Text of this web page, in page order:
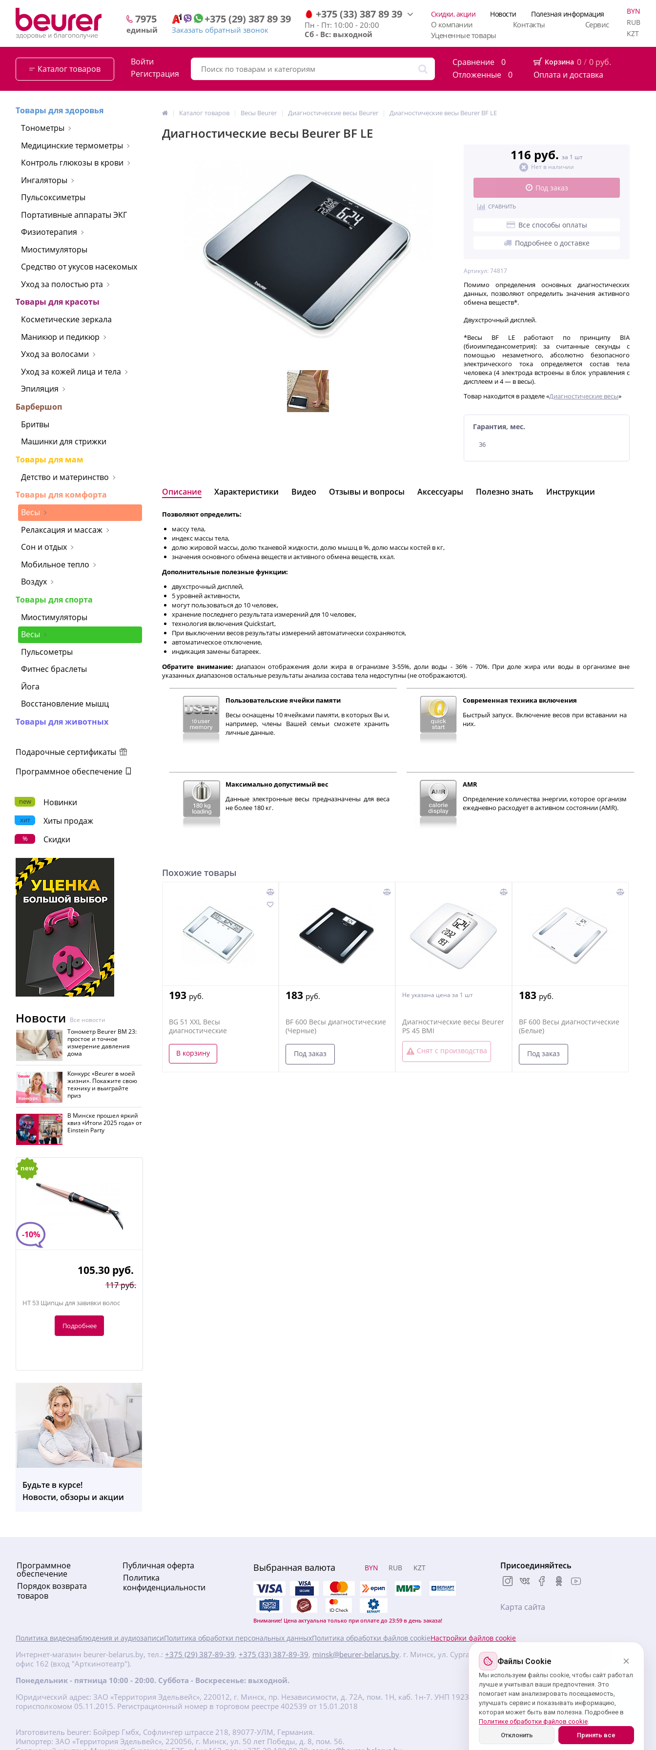
7975
единый
+375(29) 3878939
Заказать обратный звонок
+375(33) 3878939
Пн - Пт: 10:00 - 20:00
Сб - Вс: выходной
Скидки, акции Новости Полезная информация
О компании Контакты
Сервис
Уцененные товары
BYN
RUB
KZT
Каталог товаров
Войти
Регистрация
Сравнение
0
Отложенные
0
Корзина 0 / 0 руб.
Оплата и доставка
Товары для здоровья
Тонометры
Медицинские термометры
Контроль глюкозы в крови
Ингаляторы
Пульсоксиметры
Портативные аппараты ЭКГ
Физиотерапия
Миостимуляторы
Средство от укусов насекомых
Уход за полостью рта
Товары для красоты
Косметические зеркала
Маникюр и педикюр
Уход за волосами
Уход за кожей лица и тела
Эпиляция
Барбершоп
Бритвы
Машинки для стрижки
Товары для мам
Детство и материнство
Товары для комфорта
Весы
Релаксация и массаж
Сон и отдых
Мобильное тепло
Воздух
Товары для спорта
Миостимуляторы
Весы
Пульсометры
Фитнес браслеты
Йога
Восстановление мышц
Товары для животных
Подарочные сертификаты
Программное обеспечение
new Новинки
хит Хиты продаж
% Скидки
Новости Все новости
Тонометр Beurer BM 23:
простое и точное
измерение давления
дома
Конкурс «Beurer в моей
жизни». Покажите свою
технику и выиграйте
приз
В Минске прошел яркий
квиз «Итоги 2025 года» от
Einstein Party
new
-10%
105.30 руб.
117 руб.
HT 53 Щипцы для завивки волос
Подробнее
871.20руб.
MG 280 Массажный коврик для
йоги
189руб.
210 руб.
MP 52 Набор для маникюра и
Будьте в курсе!
Новости, обзоры и акции
Каталог товаров Весы Beurer Диагностические весы Beurer Диагностические весы Beurer BF LE
Диагностические весы Beurer BF LE
Артикул: 74817
Помимо определения основных диагностических
данных, позволяют определить значения активного
обмена веществ*.
Двухстрочный дисплей.
*Весы BF LE работают по принципу BIA
(биоимпедансометрия): за считанные секунды с
помощью незаметного, абсолютно безопасного
электрического тока определяется состав тела
человека (4 электрода встроены в блок управления с
дисплеем и 4 — в весы).
Товар находится в разделе «Диагностические весы»
Гарантия, мес.
36
116 руб. за 1 шт
Нет в наличии
Под заказ
СРАВНИТЬ
Все способы оплаты
Подробнее о доставке
Описание Характеристики Видео Отзывы и вопросы Аксессуары Полезно знать Инструкции
Позволяют определить:
массу тела,
индекс массы тела,
долю жировой массы, долю тканевой жидкости, долю мышц в %, долю массы костей в кг,
значения основного обмена веществ и активного обмена веществ, ккал.
Дополнительные полезные функции:
двухстрочный дисплей,
5 уровней активности,
могут пользоваться до 10 человек,
хранение последнего результата измерений для 10 человек,
технология включения Quickstart,
При выключении весов результаты измерений автоматически сохраняются,
автоматическое отключение,
индикация замены батареек.
Обратите внимание: диапазон отображения доли жира в огранизме 3-55%, доли воды - 36% - 70%. При доле жира или воды в организме вне
указанных диапазонов остальные результаты анализа состава тела недоступны (не отображаются).
Пользовательские ячейки памяти
Весы оснащены 10 ячейками памяти, в которых Вы и,
например, члены Вашей семьи сможете хранить
личные данные.
Современная техника включения
Быстрый запуск. Включение весов при вставании на
них.
Максимально допустимый вес
Данные электронные весы предназначены для веса
не более 180 кг.
AMR
Определение количества энергии, которое организм
ежедневно расходует в активном состоянии (AMR).
Похожие товары
193 руб.
BG 51 XXL Весы
диагностические
В корзину
183 руб.
BF 600 Весы диагностические
(Черные)
Под заказ
Не указана цена за 1 шт
Диагностические весы Beurer
PS 45 BMI
Снят с производства
183 руб.
BF 600 Весы диагностические
(Белые)
Под заказ
Программное
обеспечение
Порядок возврата
товаров
Публичная оферта
Политика
конфиденциальности
Выбранная валюта BYN RUB KZT
Внимание! Цена актуальна только при оплате до 23:59 в день заказа!
Присоединяйтесь
Карта сайта
Политика видеонаблюдения и аудиозаписиПолитика обработки персональных данныхПолитика обработки файлов cookieНастройки файлов cookie
Интернет-магазин beurer-belarus.by, тел.: +375 (29) 387-89-39, +375 (33) 387-89-39, minsk@beurer-belarus.by. г. Минск, ул. Сурганова, 57Б, БЦ «Новая Европа», 5 этаж,
офис 162 (вход "Арткинотеатр").
Понедельник - пятница 10:00 - 20:00. Суббота - Воскресенье: выходной.
Юридический адрес: ЗАО «Территория Эдельвейс», 220012, г. Минск, пр. Независимости, д. 72А, пом. 1Н, каб. 1н-7. УНП ‎192359439 зарегистрировано Минским
горисполкомом 05.11.2015. Регистрационный номер в торговом реестре 402539 от 15.01.2018
Изготовитель beurer: Бойрер Гмбх, Софлингер штрассе 218, 89077-УЛМ, Германия.
Импортер: ЗАО «Территория Эдельвейс», 220056, г. Минск, ул. 50 лет Победы, д. 8, пом. 56.
Файлы Cookie
Мы используем файлы cookie, чтобы сайт работал
лучше и учитывал ваши предпочтения. Это
помогает нам анализировать посещаемость,
улучшать сервис и показывать информацию,
которая может быть вам полезна. Подробнее в
Политике обработки файлов cookie.
Отклонить
Принять все